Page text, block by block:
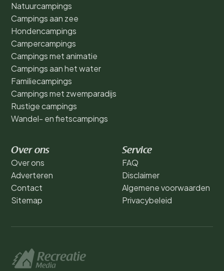
Natuurcampings
Campings aan zee
Hondencampings
Campercampings
Campings met animatie
Campings aan het water
Familiecampings
Campings met zwemparadijs
Rustige campings
Wandel- en fietscampings
Over ons
Over ons
Adverteren
Contact
Sitemap
Service
FAQ
Disclaimer
Algemene voorwaarden
Privacybeleid